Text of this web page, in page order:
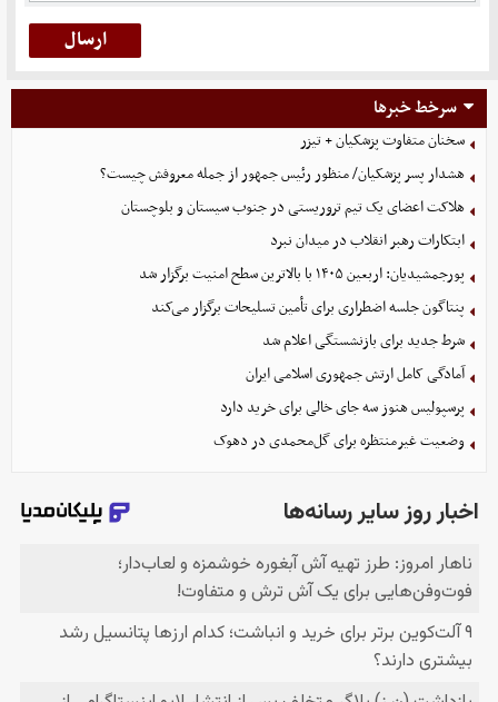
سرخط خبرها
سخنان متفاوت پزشکیان + تیزر
هشدار پسر پزشکیان/ منظور رئیس جمهور از جمله معروفش چیست؟
هلاکت اعضای یک تیم تروریستی در جنوب سیستان و بلوچستان
ابتکارات رهبر انقلاب در میدان نبرد
پورجمشیدیان: اربعین ۱۴۰۵ با بالاترین سطح امنیت برگزار شد
پنتاگون جلسه اضطراری برای تأمین تسلیحات برگزار می‌کند
شرط جدید برای بازنشستگی اعلام شد
آمادگی کامل ارتش جمهوری اسلامی ایران
پرسپولیس هنوز سه جای خالی برای خرید دارد
وضعیت غیرمنتظره برای گل‌محمدی در دهوک